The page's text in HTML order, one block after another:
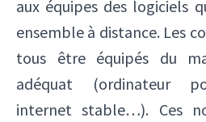
aux équipes des logiciels
ensemble à distance. Les
tous être équipés du
adéquat (ordinateur
internet stable…). Ces